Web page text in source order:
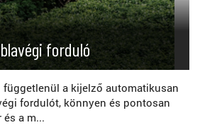
forduló
a kijelző automatikusan
fordulót, könnyen és pontosan
a m...